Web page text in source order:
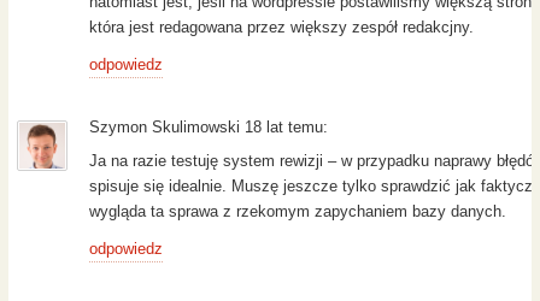
która jest redagowana przez większy zespół redakcjny.
odpowiedz
Szymon Skulimowski 18 lat temu:
Ja na razie testuję system rewizji – w przypadku naprawy
spisuje się idealnie. Muszę jeszcze tylko sprawdzić jak
wygląda ta sprawa z rzekomym zapychaniem bazy danych.
odpowiedz